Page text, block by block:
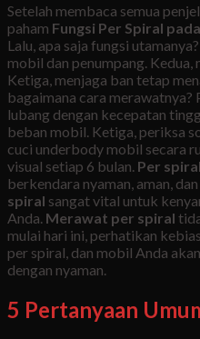
Setelah membaca semua
paham Fungsi Per Spiral
Lalu, apa saja fungsi
mobil dan penumpang. Kedua,
Ketiga, menjaga ban tetap
bagaimana cara
lubang dengan kecepatan
beban mobil. Ketiga, periksa
cuci underbody mobil secara
visual setiap 6 bulan. Per
berkendara nyaman, aman,
spiral sangat vital untuk
Anda. Merawat per spiral
mulai hari ini, perhatikan
per spiral, dan mobil Anda
dengan nyaman.
5 Pertanyaan